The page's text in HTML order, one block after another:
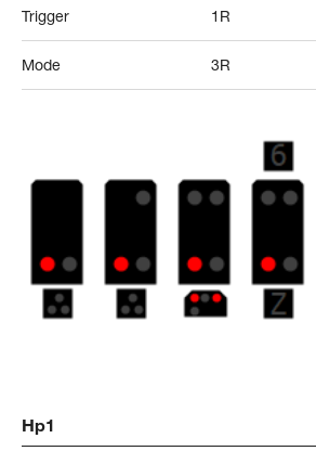
Trigger 1R
Mode 3R
Hp1